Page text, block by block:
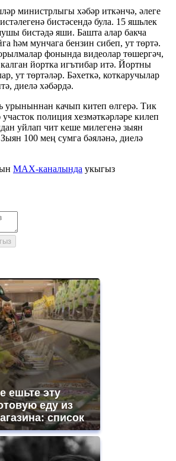
министрлыгы хәбәр иткәнчә, әлеге
бистәсендә була. 15 яшьлек
бистәдә яши. Башта алар бакча
һәм мунчага бензин сибеп, ут төртә.
фонында видеолар төшергәч,
йортка игътибар итә. Йортны
ут төртәләр. Бәхеткә, коткаручылар
диелә хәбәрдә.
урыныннан качып китеп өлгерә. Тик
полиция хезмәткәрләре килеп
уйлап чит кеше милегенә зыян
100 мең сумга бәяләнә, диелә
MAX-каналында укыгыз
ешьте эту
еду из
список